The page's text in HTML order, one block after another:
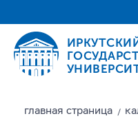
главная страницa /